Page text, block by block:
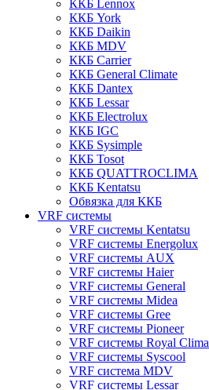
ККБ Lennox
ККБ York
ККБ Daikin
ККБ MDV
ККБ Carrier
ККБ General Climate
ККБ Dantex
ККБ Lessar
ККБ Electrolux
ККБ IGC
ККБ Sysimple
ККБ Tosot
ККБ QUATTROCLIMA
ККБ Kentatsu
Обвязка для ККБ
VRF системы
VRF системы Kentatsu
VRF системы Energolux
VRF системы AUX
VRF системы Haier
VRF системы General
VRF системы Midea
VRF системы Gree
VRF системы Pioneer
VRF системы Royal Clima
VRF системы Syscool
VRF система MDV
VRF системы Lessar